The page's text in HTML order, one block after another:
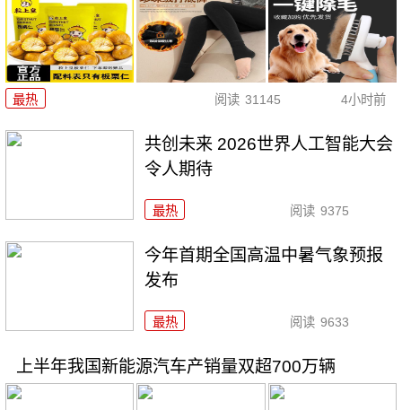
最热 阅读 31145 4小时前
共创未来 2026世界人工智能大会
令人期待
最热 阅读 9375
今年首期全国高温中暑气象预报
发布
最热 阅读 9633
上半年我国新能源汽车产销量双超700万辆